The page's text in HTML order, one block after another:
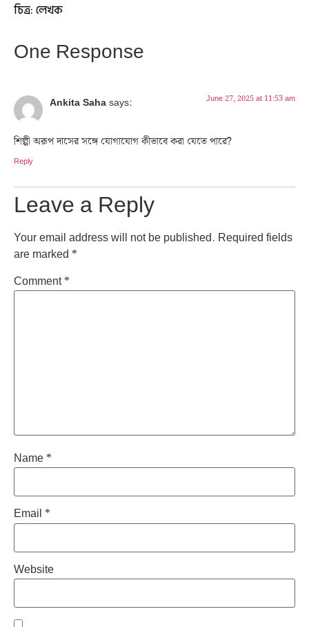
চিত্র: লেখক
One Response
Ankita Sahasays: June 27, 2025 at 11:53 am
শিল্পী অরূপ দাসের সঙ্গে যোগাযোগ কীভাবে করা যেতে পারে?
Reply
Leave a Reply
Your email address will not be published. Required fields
are marked *
Comment*
Name *
Email *
Website